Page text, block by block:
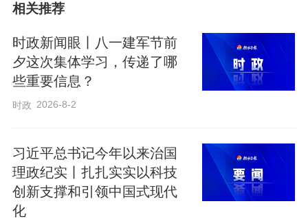
4月30日上午，一场以“加强基础研究”为主
席并发表重要讲话。他强调，要以更大力
度、更实举措加强基础研究，提升原始创
新能力，进一步打牢科技强国建设根基。
相关推荐
时政新闻眼丨八一建军节前
夕这次集体学习，传递了哪
些重要信息？
时政 2026-8-2
习近平总书记今年以来治国
理政纪实丨扎扎实实以科技
创新支撑和引领中国式现代
化